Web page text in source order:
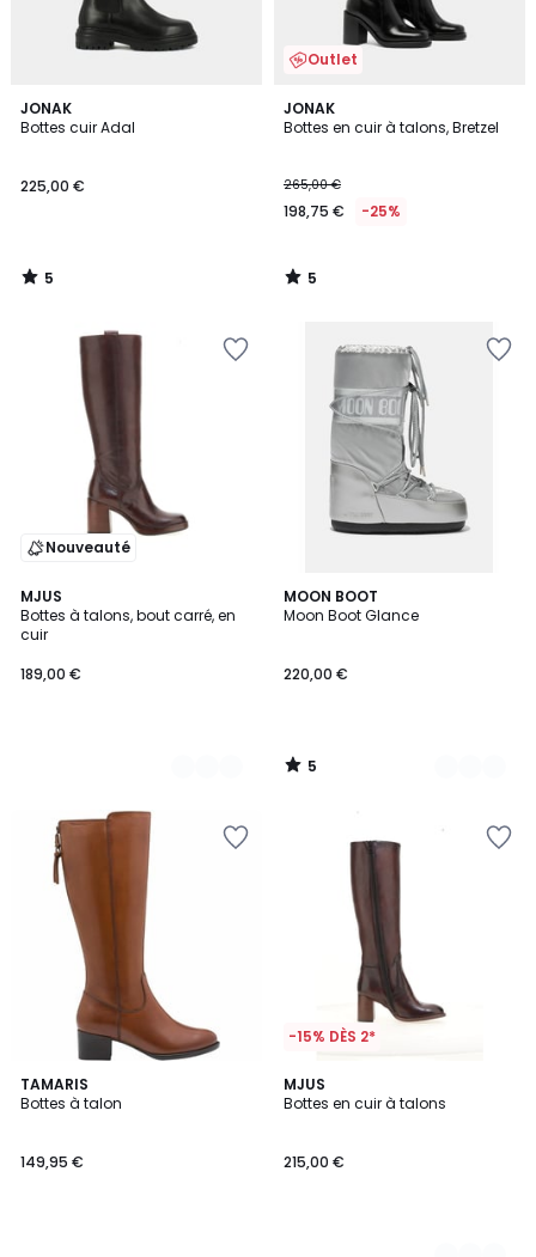
JONAK
Bottes cuir Adal
225,00 €
5
/
5
/
Outlet
JONAK
Bottes en cuir à talons, Bretzel
265,00 €
198,75 € -25%
5
/
5
/
Nouveauté
MJUS
Bottes à talons, bout carré, en
cuir
189,00 €
2
Couleurs
MOON BOOT
Moon Boot Glance
220,00 €
5
/
2
Couleurs
5
/
TAMARIS
Bottes à talon
149,95 €
-15% DÈS 2*
MJUS
Bottes en cuir à talons
215,00 €
2
Couleurs